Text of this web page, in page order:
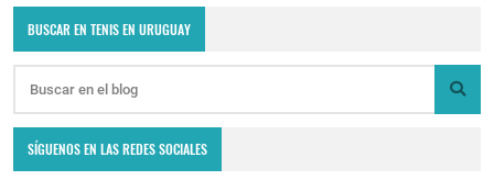
BUSCAR EN TENIS EN URUGUAY
SÍGUENOS EN LAS REDES SOCIALES